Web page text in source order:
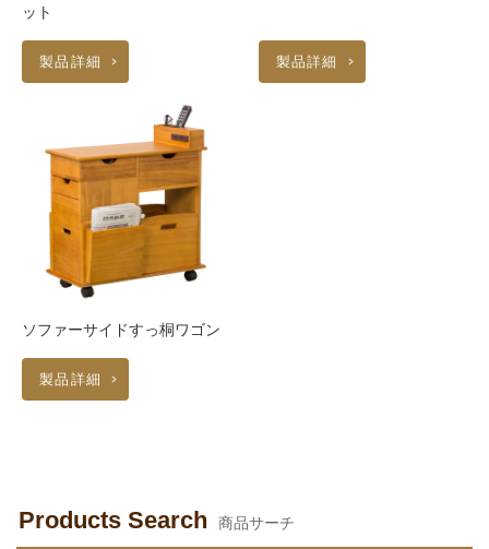
ット
製品詳細 製品詳細
ソファーサイドすっ桐ワゴン
製品詳細
Products Search 商品サーチ